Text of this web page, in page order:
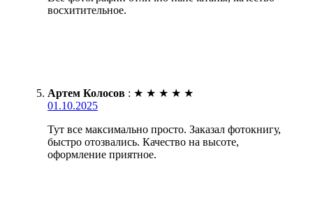
восхитительное.
Артем Колосов : ★ ★ ★ ★ ★
01.10.2025
Тут все максимально просто. Заказал фотокнигу,
быстро отозвались. Качество на высоте,
оформление приятное.